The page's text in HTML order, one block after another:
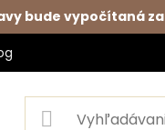
bude vypočítaná